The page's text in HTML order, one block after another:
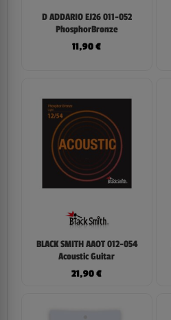
D ADDARIO EJ26 011-052
PhosphorBronze
11,90€
BLACK SMITH AAOT 012-054
Acoustic Guitar
21,90€